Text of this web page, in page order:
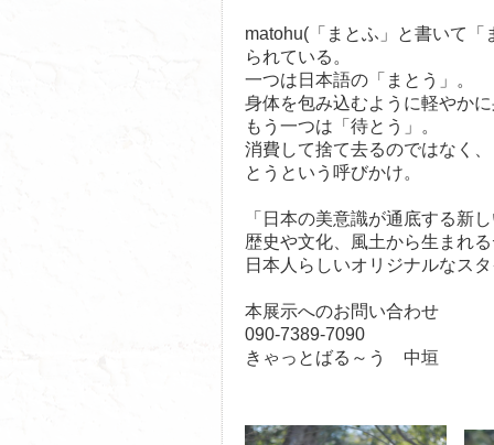
matohu(「まとふ」と書いて
られている。
一つは日本語の「まとう」。
身体を包み込むように軽やか
もう一つは「待とう」。
消費して捨て去るのではなく
とうという呼びかけ。
「日本の美意識が通底する新
歴史や文化、風土から生まれ
日本人らしいオリジナルなス
本展示へのお問い合わせ
090-7389-7090
きゃっとばる～う 中垣